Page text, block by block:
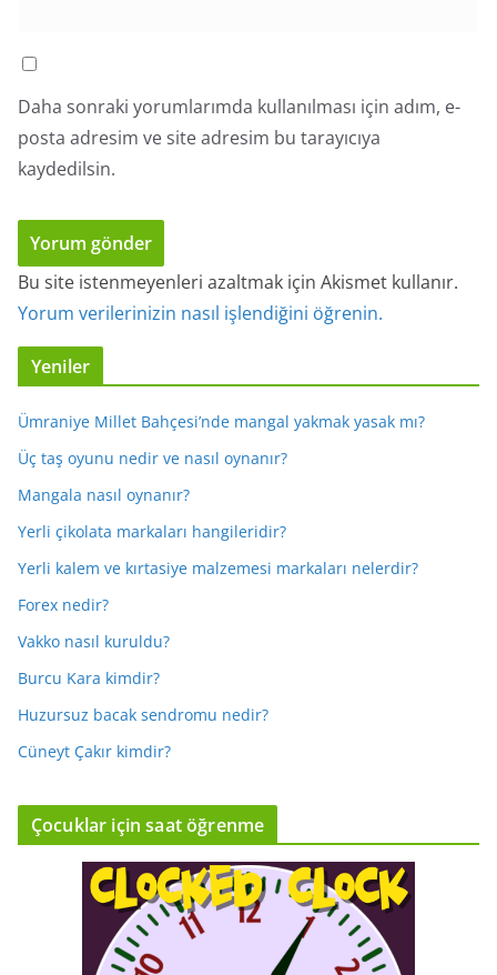
Daha sonraki yorumlarımda kullanılması için adım, e-
posta adresim ve site adresim bu tarayıcıya
kaydedilsin.
Bu site istenmeyenleri azaltmak için Akismet kullanır.
Yorum verilerinizin nasıl işlendiğini öğrenin.
Yeniler
Ümraniye Millet Bahçesi’nde mangal yakmak yasak mı?
Üç taş oyunu nedir ve nasıl oynanır?
Mangala nasıl oynanır?
Yerli çikolata markaları hangileridir?
Yerli kalem ve kırtasiye malzemesi markaları nelerdir?
Forex nedir?
Vakko nasıl kuruldu?
Burcu Kara kimdir?
Huzursuz bacak sendromu nedir?
Cüneyt Çakır kimdir?
Çocuklar için saat öğrenme